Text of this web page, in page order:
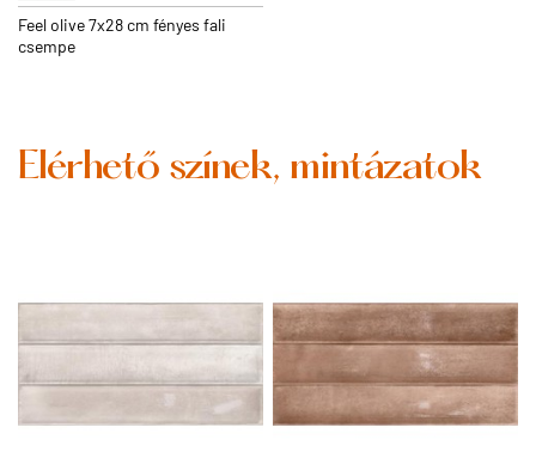
Feel olive 7x28 cm fényes fali
csempe
Elérhető színek, mintázatok